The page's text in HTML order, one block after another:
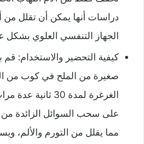
دراسات أنها يمكن أن تقلل من
الجهاز التنفسي العلوي بشكل
كيفية التحضير والاستخدام: قم
صغيرة من الملح في كوب من
الغرغرة لمدة 30
على سحب السوائل الزائدة من
مما يقلل من التورم والألم،